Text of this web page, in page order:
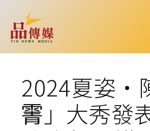
2024夏姿・
䨝」大秀發